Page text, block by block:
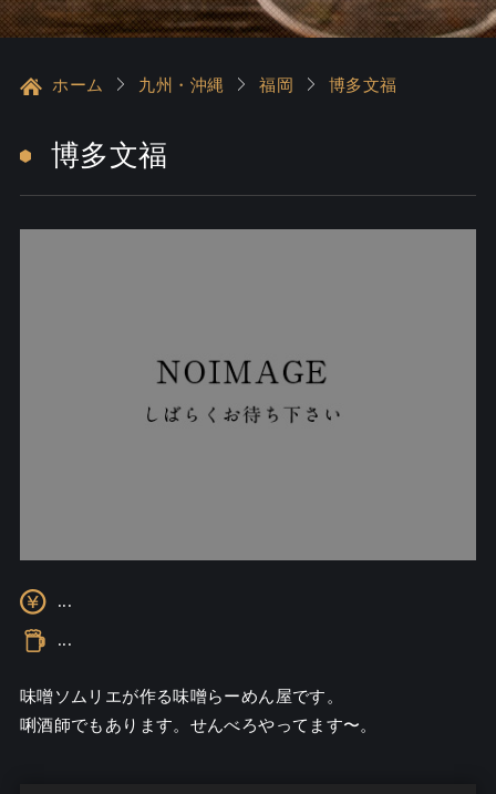
ホーム 九州・沖縄 福岡 博多文福
博多文福
...
...
味噌ソムリエが作る味噌らーめん屋です。
唎酒師でもあります。せんべろやってます〜。